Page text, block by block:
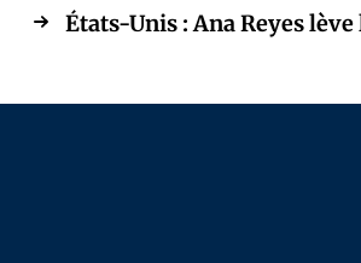
États-Unis : Ana Reyes